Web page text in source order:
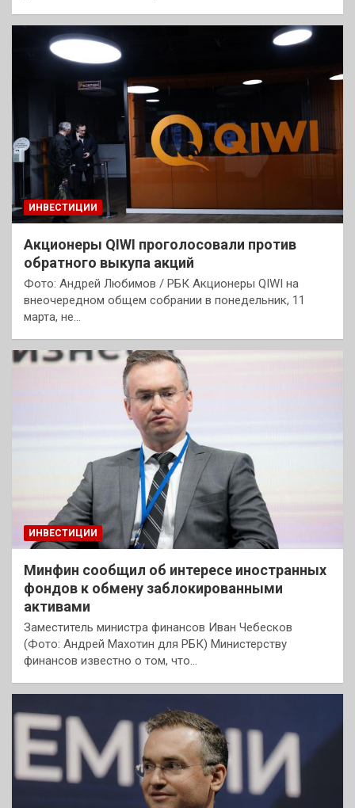
ИНВЕСТИЦИИ
Акционеры QIWI проголосовали против
обратного выкупа акций
Фото: Андрей Любимов / РБК Акционеры QIWI на
внеочередном общем собрании в понедельник, 11
марта, не…
ИНВЕСТИЦИИ
Минфин сообщил об интересе иностранных
фондов к обмену заблокированными
активами
Заместитель министра финансов Иван Чебесков
(Фото: Андрей Махотин для РБК) Министерству
финансов известно о том, что…